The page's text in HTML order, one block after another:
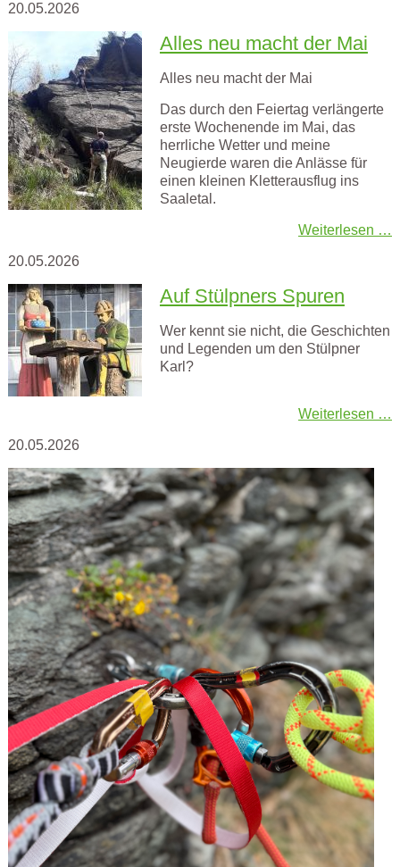
20.05.2026
Alles neu macht der Mai
Alles neu macht der Mai
Das durch den Feiertag verlängerte
erste Wochenende im Mai, das
herrliche Wetter und meine
Neugierde waren die Anlässe für
einen kleinen Kletterausflug ins
Saaletal.
Weiterlesen …
20.05.2026
Auf Stülpners Spuren
Wer kennt sie nicht, die Geschichten
und Legenden um den Stülpner
Karl?
Weiterlesen …
20.05.2026